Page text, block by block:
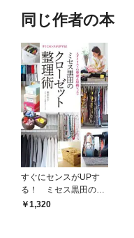
同じ作者の本
すぐにセンスがUPす
る！ ミセス黒田のク
ローゼット整理術 ス
1,320